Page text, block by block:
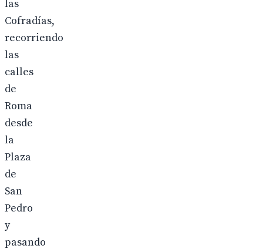
las
Cofradías,
recorriendo
las
calles
de
Roma
desde
la
Plaza
de
San
Pedro
y
pasando